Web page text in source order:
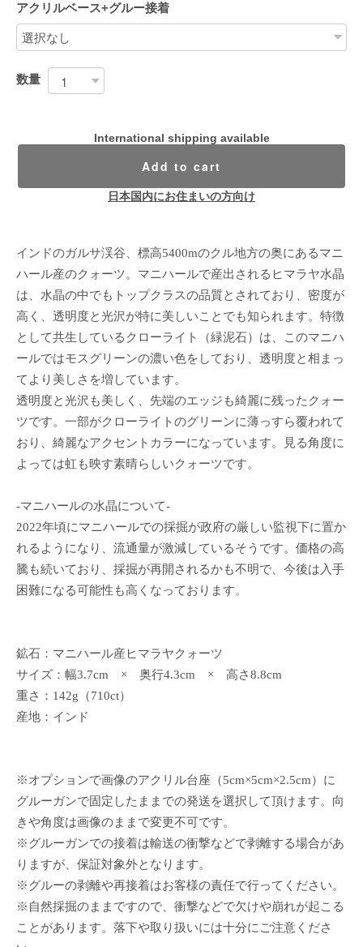
アクリルベース+グルー接着
数量
International shipping available
Add to cart
日本国内にお住まいの方向け
インドのガルサ渓谷、標高5400mのクル地方の奥にあるマニ
ハール産のクォーツ。マニハールで産出されるヒマラヤ水晶
は、水晶の中でもトップクラスの品質とされており、密度が
高く、透明度と光沢が特に美しいことでも知られます。特徴
として共生しているクローライト（緑泥石）は、このマニハ
ールではモスグリーンの濃い色をしており、透明度と相まっ
てより美しさを増しています。
透明度と光沢も美しく、先端のエッジも綺麗に残ったクォー
ツです。一部がクローライトのグリーンに薄っすら覆われて
おり、綺麗なアクセントカラーになっています。見る角度に
よっては虹も映す素晴らしいクォーツです。
-マニハールの水晶について-
2022年頃にマニハールでの採掘が政府の厳しい監視下に置か
れるようになり、流通量が激減しているそうです。価格の高
騰も続いており、採掘が再開されるかも不明で、今後は入手
困難になる可能性も高くなっております。
鉱石：マニハール産ヒマラヤクォーツ
サイズ：幅3.7cm × 奥行4.3cm × 高さ8.8cm
重さ：142g（710ct）
産地：インド
※オプションで画像のアクリル台座（5cm×5cm×2.5cm）に
グルーガンで固定したままでの発送を選択して頂けます。向
きや角度は画像のままで変更不可です。
※グルーガンでの接着は輸送の衝撃などで剥離する場合があ
りますが、保証対象外となります。
※グルーの剥離や再接着はお客様の責任で行ってください。
※自然採掘のままですので、衝撃などで欠けや崩れが起こる
ことがあります。落下や取り扱いには十分にご注意くださ